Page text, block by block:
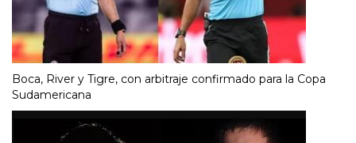
Boca, River y Tigre, con arbitraje confirmado para la Copa
Sudamericana